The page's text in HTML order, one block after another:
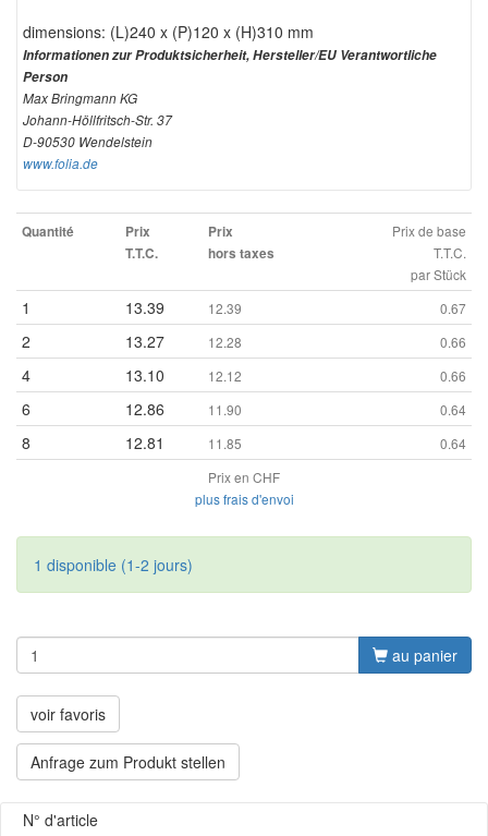
dimensions: (L)240 x (P)120 x (H)310 mm
Informationen zur Produktsicherheit, Hersteller/EU Verantwortliche
Person
Max Bringmann KG
Johann-Höllfritsch-Str. 37
D-90530 Wendelstein
www.folia.de
Quantité
Prix
T.T.C.
Prix
hors taxes
Prix de base
T.T.C.
par Stück
1 13.39 12.39 0.67
2 13.27 12.28 0.66
4 13.10 12.12 0.66
6 12.86 11.90 0.64
8 12.81 11.85
0.64
Prix en CHF
plus frais d'envoi
1 disponible (1-2 jours)
au panier
voir favoris
Anfrage zum Produkt stellen
N° d'article